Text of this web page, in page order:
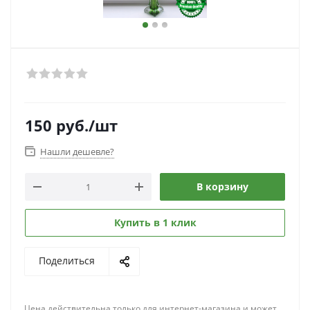
150 руб./шт
Нашли дешевле?
В корзину
Купить в 1 клик
Поделиться